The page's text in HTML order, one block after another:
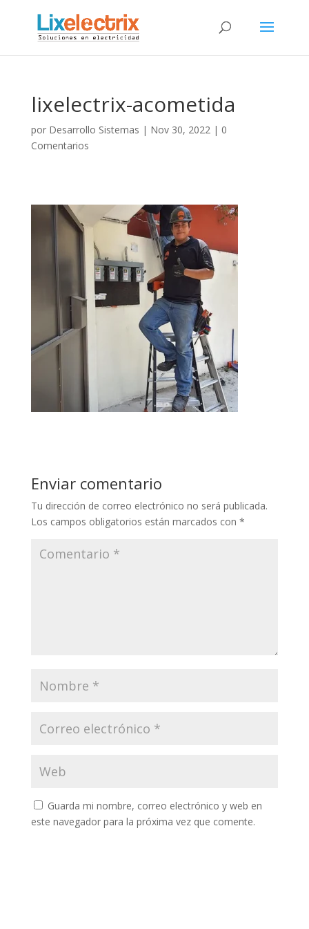
lixelectrix-acometida
por Desarrollo Sistemas | Nov 30, 2022| 0
Comentarios
Enviar comentario
Tu dirección de correo electrónico no será publicada.
Los campos obligatorios están marcados con *
Guarda mi nombre, correo electrónico y web en
este navegador para la próxima vez que comente.